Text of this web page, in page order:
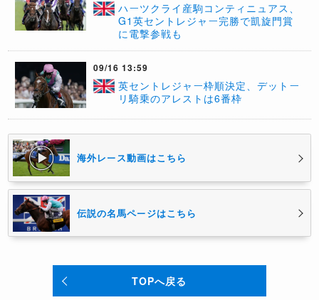
ハーツクライ産駒コンティニュアス、
G1英セントレジャー完勝で凱旋門賞
に電撃参戦も
09/16 13:59
英セントレジャー枠順決定、デットー
リ騎乗のアレストは6番枠
海外レース動画はこちら
伝説の名馬ページはこちら
TOPへ戻る